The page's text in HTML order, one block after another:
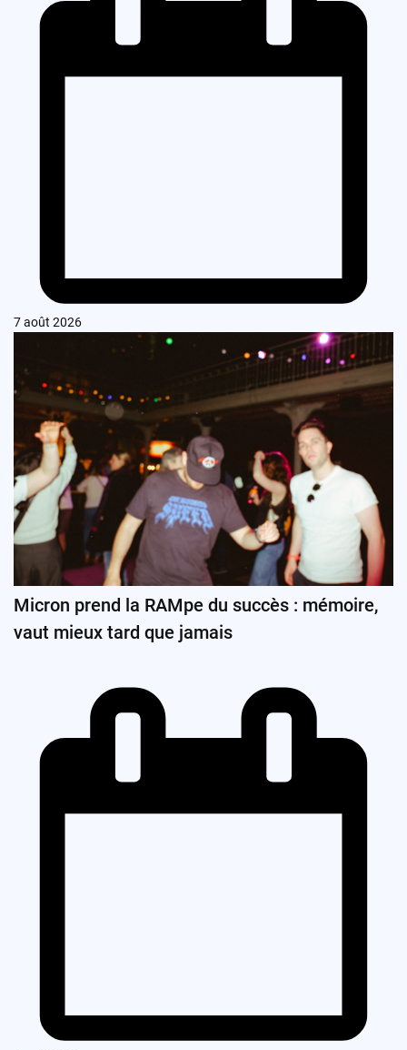
7 août 2026
Micron prend la RAMpe du succès : mémoire,
vaut mieux tard que jamais